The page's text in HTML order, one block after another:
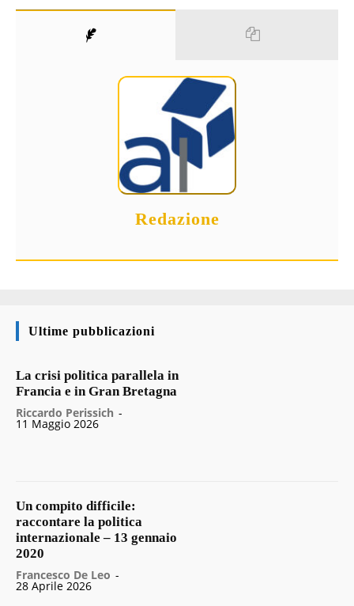
Redazione
Ultime pubblicazioni
La crisi politica parallela in
Francia e in Gran Bretagna
Riccardo Perissich -
11 Maggio 2026
Un compito difficile:
raccontare la politica
internazionale – 13 gennaio
2020
Francesco De Leo -
28 Aprile 2026